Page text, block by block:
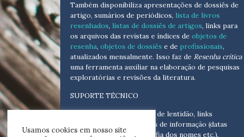
Também disponibiliza apresentações de dossiês de
artigo, sumários de periódicos, lista de livros
resenhados, listas de dossiês de artigos, links para
os arquivos das revistas e índices de objetos de
resenha, objetos de dossiês e de profissionais,
atualizados mensalmente. Isso faz de Resenha crítica
uma ferramenta auxiliar na elaboração de pesquisas
exploratórias e revisões da literatura.
SUPORTE TÉCNICO
Para eventuais problemas de lentidão, links
quebrados, senhas e erros de informação (datas
tópicas, cronológicas, grafia dos nomes etc.),
Usamos cookies em nosso site